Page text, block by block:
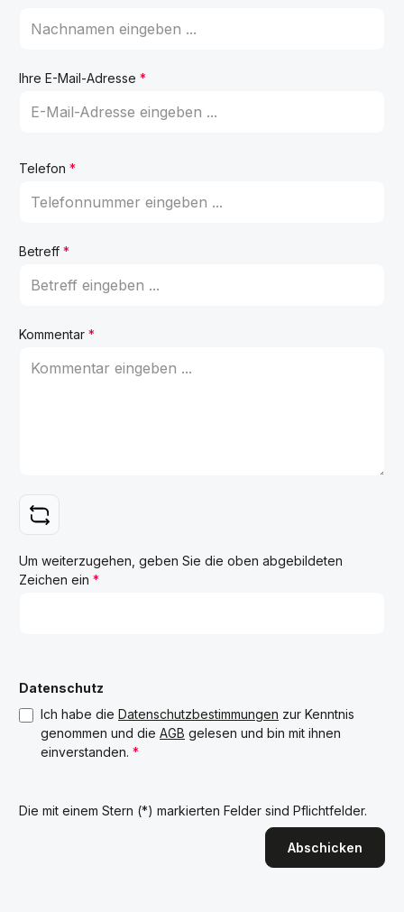
Ihre E-Mail-Adresse *
Telefon *
Betreff *
Kommentar *
Um weiterzugehen, geben Sie die oben abgebildeten
Zeichen ein *
Datenschutz
Ich habe die Datenschutzbestimmungen zur Kenntnis
genommen und die AGB gelesen und bin mit ihnen
einverstanden. *
Die mit einem Stern (*) markierten Felder sind Pflichtfelder.
Abschicken